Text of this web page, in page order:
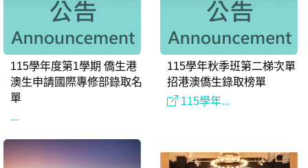
115學年度第1學期 僑生港
澳生申請國際專修部錄取名
單
...
115學年秋季班第二梯次單
招港澳僑生錄取榜單
115學年...